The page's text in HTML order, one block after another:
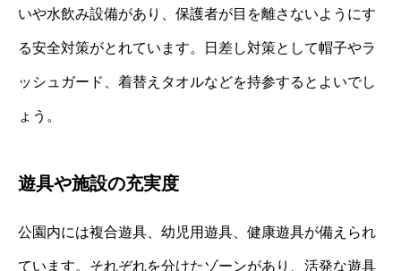
いや水飲み設備があり、保護者が目を離さないようにす
る安全対策がとれています。日差し対策として帽子やラ
ッシュガード、着替えタオルなどを持参するとよいでし
ょう。
遊具や施設の充実度
公園内には複合遊具、幼児用遊具、健康遊具が備えられ
ています。それぞれを分けたゾーンがあり、活発な遊具